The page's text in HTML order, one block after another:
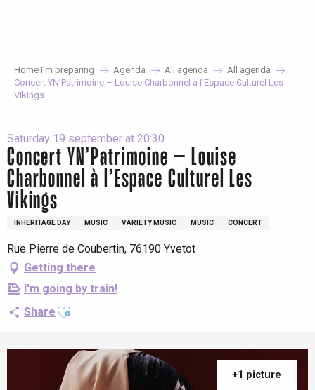
Home I’m preparing Agenda All agenda
All agenda
Concert YN’Patrimoine – Louise Charbonnel à l’Espace Culturel Les
Vikings
Saturday 19 september at 20:30
Concert YN’Patrimoine – Louise
Charbonnel à l’Espace Culturel Les
Vikings
INHERITAGE DAY MUSIC VARIETY MUSIC MUSIC CONCERT
Rue Pierre de Coubertin, 76190 Yvetot
Getting there
I'm going by train!
Share Ajouter aux favoris
+1 picture